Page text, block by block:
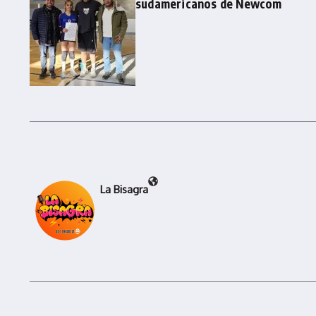
sudamericanos de Newcom
La Bisagra